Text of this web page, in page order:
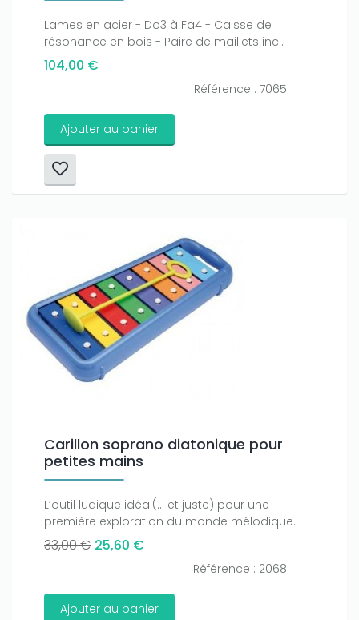
Lames en acier - Do3 à Fa4 - Caisse de
résonance en bois - Paire de maillets incl.
104,00 €
Référence : 7065
Ajouter au panier
Carillon soprano diatonique pour
petites mains
L’outil ludique idéal(… et juste) pour une
première exploration du monde mélodique.
33,00 € 25,60 €
Référence : 2068
Ajouter au panier